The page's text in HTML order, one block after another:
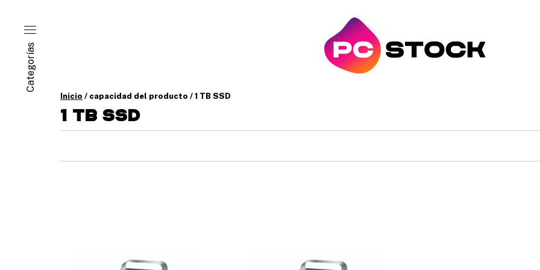
Categorías
Inicio / capacidad del producto / 1 TB SSD
1 TB SSD